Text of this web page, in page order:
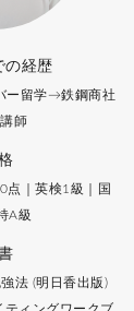
の経歴
ー留学→鉄鋼商社
師
点｜英検1級｜国
A級
法 (明日香出版)